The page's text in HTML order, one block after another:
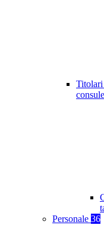
Personale 36